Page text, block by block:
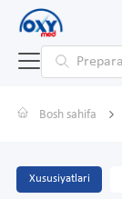
Bosh sahifa
Xususiyatlari